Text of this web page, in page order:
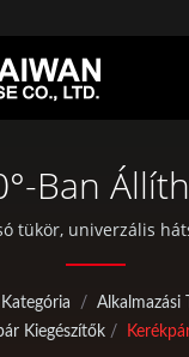
Ban
Tükör |
Mászó- És
tükör, univerzális
/ ODM
EDC tasakok,
Kategória / Alkalmazási
Kiegészítők /